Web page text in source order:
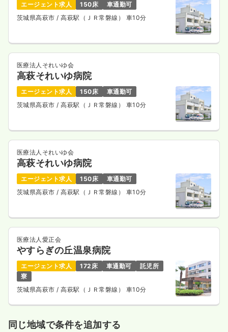
エージェント求人 150床
車通勤可
茨城県高萩市 / 高萩駅（ＪＲ常磐線） 車10分
医療法人それいゆ会
高萩それいゆ病院
エージェント求人 150床
車通勤可
茨城県高萩市 / 高萩駅（ＪＲ常磐線） 車10分
医療法人それいゆ会
高萩それいゆ病院
エージェント求人 150床
車通勤可
茨城県高萩市 / 高萩駅（ＪＲ常磐線） 車10分
医療法人愛正会
やすらぎの丘温泉病院
エージェント求人 172床 車通勤可
託児所
寮
茨城県高萩市/ 高萩駅（ＪＲ常磐線） 車10分
同じ地域で条件を追加する